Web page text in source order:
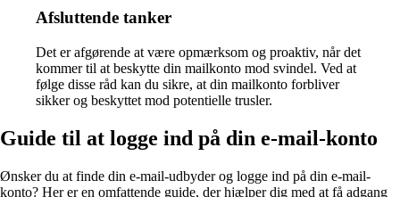
Afsluttende tanker
Det er afgørende at være opmærksom og proaktiv, når det
kommer til at beskytte din mailkonto mod svindel. Ved at
følge disse råd kan du sikre, at din mailkonto forbliver
sikker og beskyttet mod potentielle trusler.
Guide til at logge ind på din e-mail-konto
Ønsker du at finde din e-mail-udbyder og logge ind på din e-mail-
konto? Her er en omfattende guide, der hjælper dig med at få adgang